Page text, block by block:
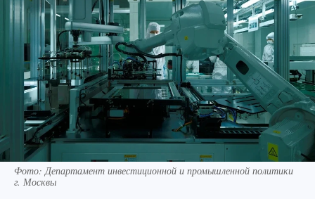
Фото: Департамент инвестиционной и промышленной политики
г. Москвы